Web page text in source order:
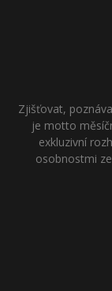
Zjišťovat,
je motto
exkluzivní
osobnostmi